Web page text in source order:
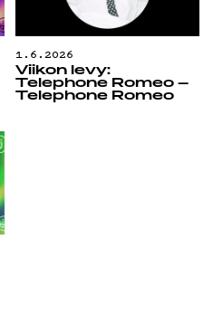
1.6.2026
Viikon levy:
Telephone Romeo –
Telephone Romeo